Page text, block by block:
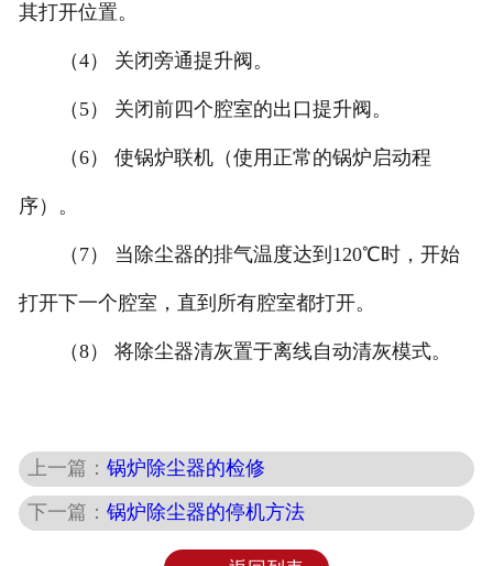
其打开位置。
（4） 关闭旁通提升阀。
（5） 关闭前四个腔室的出口提升阀。
（6） 使锅炉联机（使用正常的锅炉启动程
序）。
（7） 当除尘器的排气温度达到120℃时，开始
打开下一个腔室，直到所有腔室都打开。
（8） 将除尘器清灰置于离线自动清灰模式。
上一篇：锅炉除尘器的检修
下一篇：锅炉除尘器的停机方法